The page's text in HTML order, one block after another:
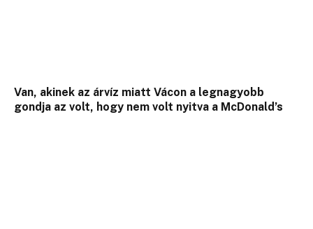
Van, akinek az árvíz miatt Vácon a legnagyobb
gondja az volt, hogy nem volt nyitva a McDonald’s